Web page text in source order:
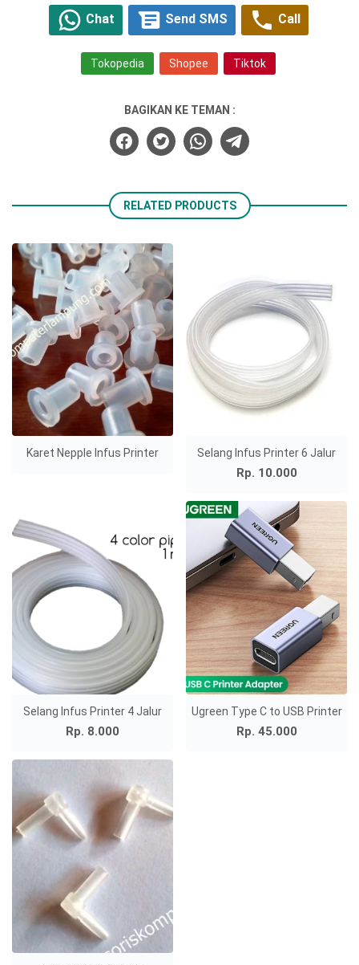
Chat Send SMS Call
Tokopedia Shopee Tiktok
BAGIKAN KE TEMAN :
RELATED PRODUCTS
Karet Nepple Infus Printer Selang Infus Printer 6 Jalur
Rp. 10.000
Selang Infus Printer 4 Jalur
Rp. 8.000
Ugreen Type C to USB Printer
Rp. 45.000